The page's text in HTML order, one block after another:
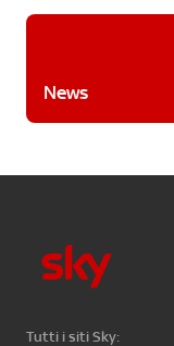
News
Tutti i siti Sky: